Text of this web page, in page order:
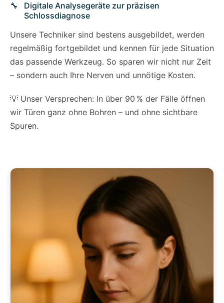
Digitale Analysegeräte zur präzisen
Schlossdiagnose
Unsere Techniker sind bestens ausgebildet, werden
regelmäßig fortgebildet und kennen für jede Situation
das passende Werkzeug. So sparen wir nicht nur Zeit
– sondern auch Ihre Nerven und unnötige Kosten.
💡 Unser Versprechen: In über 90 % der Fälle öffnen
wir Türen ganz ohne Bohren – und ohne sichtbare
Spuren.